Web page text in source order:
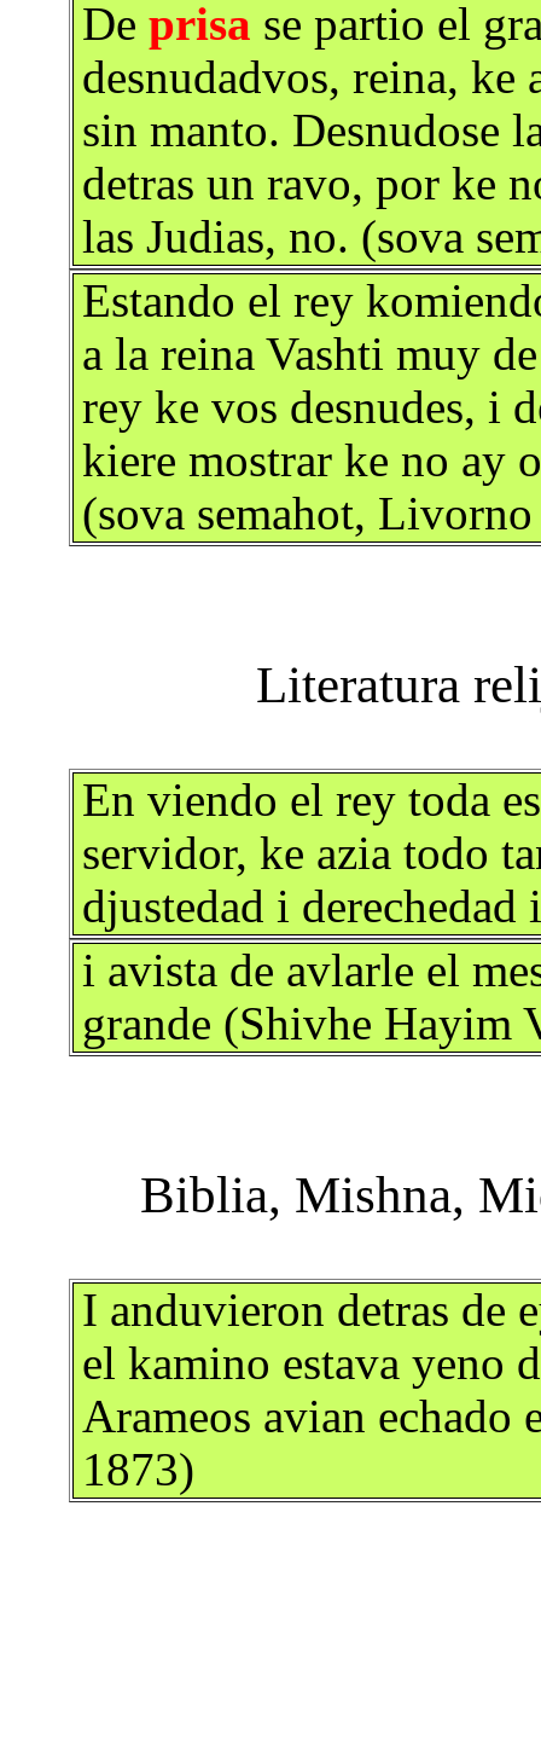
Deprisa se partio el
desnudadvos, reina, ke
sin manto. Desnudose
detras un ravo, por ke
las Judias, no. (sova
Estando el rey
a la reina Vashti muy
rey ke vos desnudes, i
kiere mostrar ke no ay
(sova semahot,
En viendo el rey toda
servidor, ke azia todo
djustedad i
i avista de avlarle el
grande (Shivhe Hayim
I anduvieron detras de
el kamino estava yeno
Arameos avian echado
1873)